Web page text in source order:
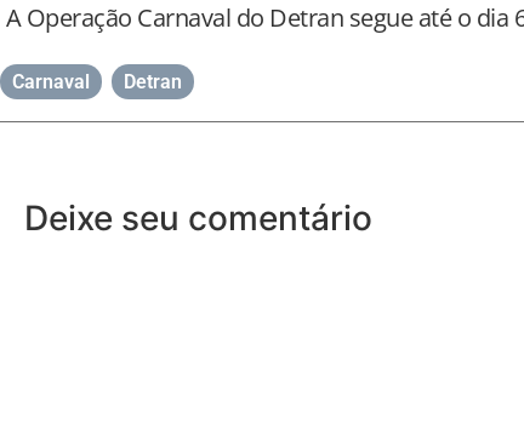
A Operação Carnaval do Detran segue até o dia
Carnaval Detran
Deixe seu comentário